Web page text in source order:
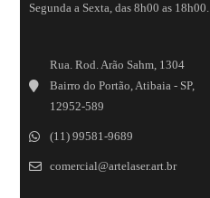
Segunda a Sexta, das 8h00 as 18h00.
Rua. Rod. Arão Sahm, 1304
Bairro do Portão, Atibaia - SP,
12952-589
(11) 99581-9689
comercial@artelaser.art.br